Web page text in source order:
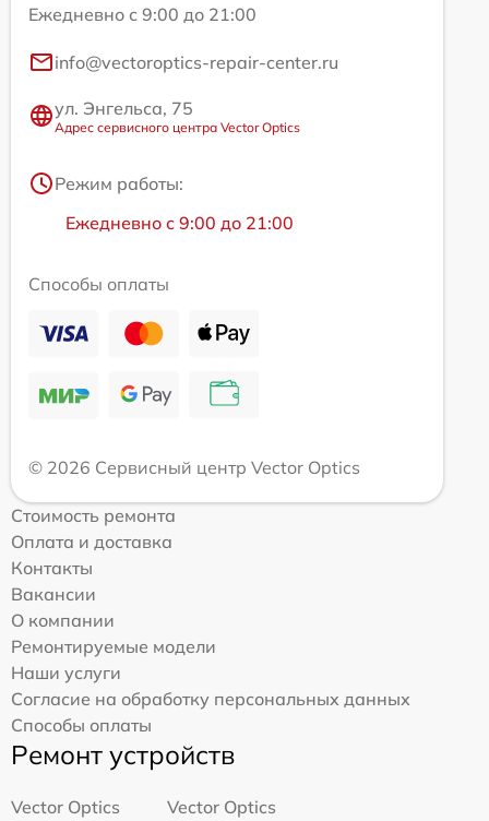
Ежедневно с 9:00 до 21:00
info@vectoroptics-repair-center.ru
ул. Энгельса, 75
Адрес сервисного центра Vector Optics
Режим работы:
Ежедневно с 9:00 до 21:00
Способы оплаты
© 2026 Сервисный центр Vector Optics
Стоимость ремонта
Оплата и доставка
Контакты
Вакансии
О компании
Ремонтируемые модели
Наши услуги
Согласие на обработку персональных данных
Способы оплаты
Ремонт устройств
Vector Optics
Vector Optics